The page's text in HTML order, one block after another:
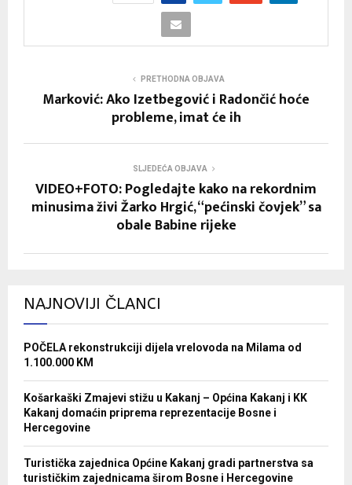
PRETHODNA OBJAVA
Marković: Ako Izetbegović i Radončić hoće
probleme, imat će ih
SLJEDEĆA OBJAVA
VIDEO+FOTO: Pogledajte kako na rekordnim
minusima živi Žarko Hrgić, “pećinski čovjek” sa
obale Babine rijeke
NAJNOVIJI ČLANCI
POČELA rekonstrukciji dijela vrelovoda na Milama od
1.100.000 KM
Košarkaški Zmajevi stižu u Kakanj – Općina Kakanj i KK
Kakanj domaćin priprema reprezentacije Bosne i
Hercegovine
Turistička zajednica Općine Kakanj gradi partnerstva sa
turističkim zajednicama širom Bosne i Hercegovine